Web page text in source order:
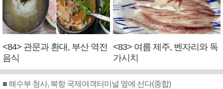
<84> 관문과 환대, 부산 역전
음식
<83> 여름 제주, 벤자리와 독
가시치
■ 해수부 청사, 북항 국제여객터미널 옆에 선다(종합)